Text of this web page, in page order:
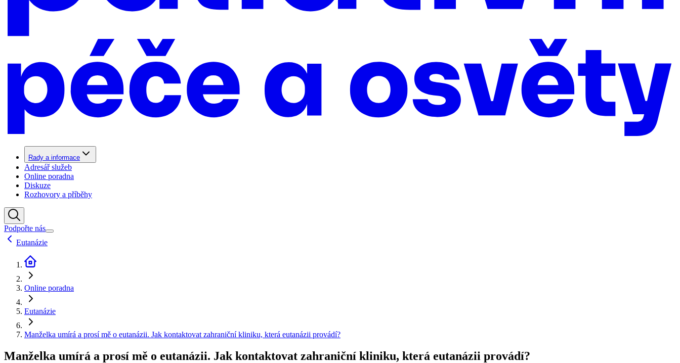
Rady a informace
Adresář služeb
Online poradna
Diskuze
Rozhovory a příběhy
Podpořte nás
Eutanázie
Online poradna
Eutanázie
Manželka umírá a prosí mě o eutanázii. Jak kontaktovat zahraniční kliniku, která eutanázii provádí?
Manželka umírá a prosí mě o eutanázii. Jak kontaktovat zahraniční kliniku, která eutanázii provádí?